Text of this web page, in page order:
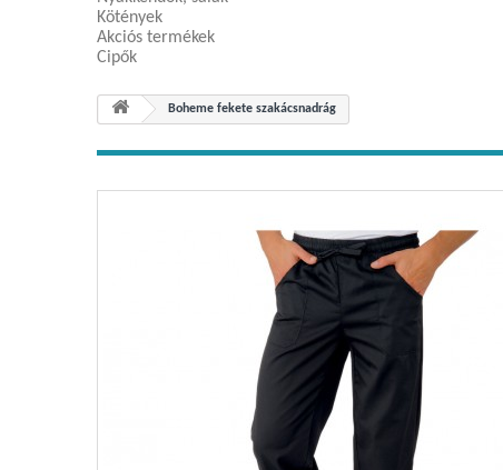
Kötények
Akciós termékek
Cipők
Boheme fekete szakácsnadrág